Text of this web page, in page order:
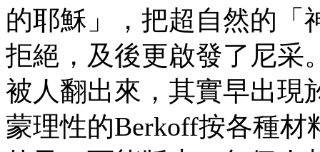
的耶穌」，把超自然的「
拒絕，及後更啟發了尼采
被人翻出來，其實早出現
蒙理性的Berkoff按各種